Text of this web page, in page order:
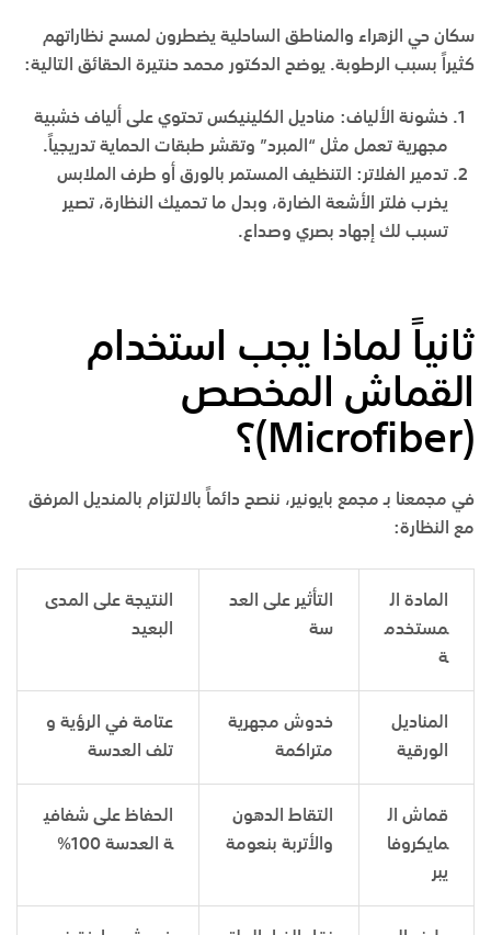
سكان حي الزهراء والمناطق الساحلية يضطرون لمسح نظاراتهم
كثيراً بسبب الرطوبة. يوضح الدكتور محمد حنتيرة الحقائق التالية:
خشونة الألياف: مناديل الكلينيكس تحتوي على ألياف خشبية
مجهرية تعمل مثل “المبرد” وتقشر طبقات الحماية تدريجياً.
تدمير الفلاتر: التنظيف المستمر بالورق أو طرف الملابس
يخرب فلتر الأشعة الضارة، وبدل ما تحميك النظارة، تصير
تسبب لك إجهاد بصري وصداع.
ثانياً لماذا يجب استخدام
القماش المخصص
(
Microfiber)؟
في مجمعنا بـ مجمع بايونير، ننصح دائماً بالالتزام بالمنديل المرفق
مع النظارة:
المادة ال
مستخدم
ة
التأثير على العد
سة
النتيجة على المدى
البعيد
المناديل
الورقية
خدوش مجهرية
متراكمة
عتامة في الرؤية و
تلف العدسة
قماش ال
مايكروفا
يبر
التقاط الدهون
والأتربة بنعومة
الحفاظ على شفافي
ة العدسة 100
%